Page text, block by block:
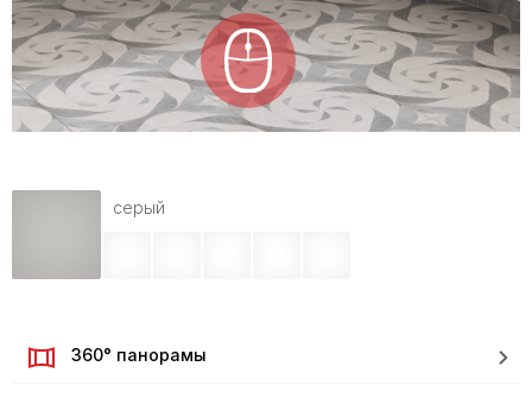
серый
360° панорамы